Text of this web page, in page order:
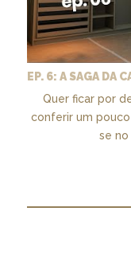
Quer ficar por
conferir um
se no